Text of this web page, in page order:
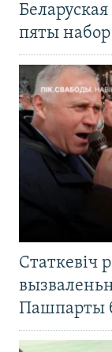
пяты набор
Статкевіч
Пашпарты